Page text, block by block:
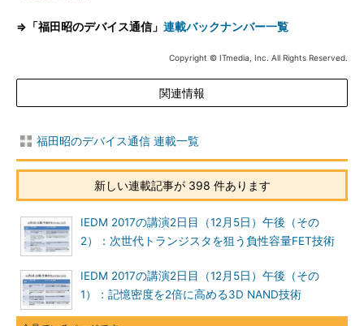
⇒「福田昭のデバイス通信」 連載バックナンバー一覧
Copyright © ITmedia, Inc. All Rights Reserved.
関連情報
福田昭のデバイス通信 連載一覧
新しい連載記事が 398 件あります
IEDM 2017の講演2日目（12月5日）午後（その
2）：次世代トランジスタを狙う負性容量FET技術
IEDM 2017の講演2日目（12月5日）午後（その
1）：記憶密度を2倍に高める3D NAND技術